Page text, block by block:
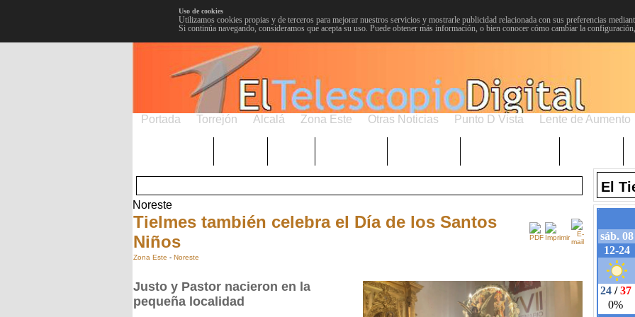
Uso de cookies
Utilizamos cookies propias y de terceros para mejorar nuestros servicios y mostrarle publicidad relacionada con sus preferencias
Si continúa navegando, consideramos que acepta su uso. Puede obtener más información, o bien conocer cómo cambiar la
Portada Torrejón Alcalá Zona Este Otras Noticias Punto D Vista Lente de Aumento
Noreste
Tielmes también celebra el Día de los Santos
Niños
Zona Este - Noreste
Justo y Pastor nacieron en la
pequeña localidad
El